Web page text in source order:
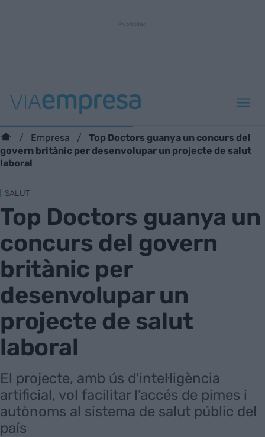
Empresa
Top Doctors guanya un concurs del
govern britànic per desenvolupar un projecte de salut
laboral
SALUT
Top Doctors guanya un
concurs del govern
britànic per
desenvolupar un
projecte de salut
laboral
El projecte, amb ús d'intel·ligència
artificial, vol facilitar l’accés de pimes i
autònoms al sistema de salut públic del
país